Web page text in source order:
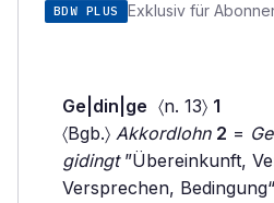
BDW PLUS Exklusiv für
Ge|din|ge 〈n. 13〉 1
〈Bgb.〉 Akkordlohn 2 =
gidingt”Übereinkunft,
Versprechen,